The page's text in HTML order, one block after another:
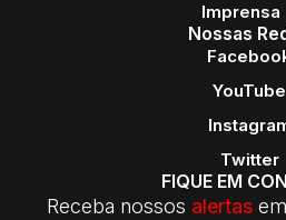
Imprensa
Nossas
YouTube
Twitter
FIQUE EM
Receba nossos alertas